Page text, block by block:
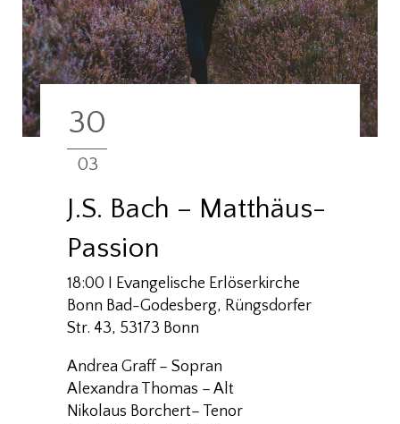
30
03
J.S. Bach – Matthäus-
Passion
18:00 I Evangelische Erlöserkirche
Bonn Bad-Godesberg, Rüngsdorfer
Str. 43, 53173 Bonn
Andrea Graff – Sopran
Alexandra Thomas – Alt
Nikolaus Borchert– Tenor